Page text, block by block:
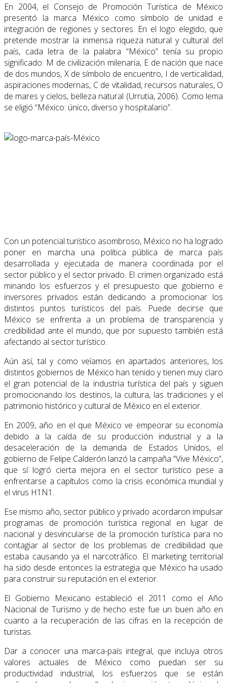
En 2004, el Consejo de Promoción Turística de México
presentó la marca México como símbolo de unidad e
integración de regiones y sectores. En el logo elegido, que
pretende mostrar la inmensa riqueza natural y cultural del
país, cada letra de la palabra “México” tenía su propio
significado: M de civilización milenaria, E de nación que nace
de dos mun­dos, X de símbolo de encuentro, I de verticalidad,
aspiraciones modernas, C de vitalidad, recursos naturales, O
de mares y cielos, belleza natural (Urrutia, 2006). Como lema
se eligió “México: único, diverso y hospitalario”.
Con un potencial turístico asombroso, México no ha logrado
poner en marcha una política pública de marca país
desarrollada y ejecutada de manera coordinada por el
sector público y el sector privado. El crimen organizado está
minando los esfuerzos y el presupuesto que gobierno e
inversores privados están dedicando a promocionar los
distintos puntos turísticos del país. Puede decirse que
México se enfrenta a un problema de transparencia y
credibilidad ante el mundo, que por supuesto también está
afectando al sector turístico.
Aún así, tal y como veíamos en apartados anteriores, los
distintos gobiernos de México han tenido y tienen muy claro
el gran potencial de la industria turística del país y siguen
promocionando los destinos, la cultura, las tradiciones y el
patrimonio histórico y cultural de México en el exterior.
En 2009, año en el que México ve empeorar su economía
debido a la caída de su produc­ción industrial y a la
desaceleración de la demanda de Estados Unidos, el
gobierno de Felipe Calderón lanzó la campaña “Vive México”,
que sí logró cierta mejora en el sector turístico pese a
enfrentarse a capítulos como la crisis económica mundial y
el virus H1N1.
Ese mismo año, sector público y privado acordaron impulsar
programas de promoción turística regional en lugar de
nacional y desvincularse de la promoción turística para no
contagiar al sector de los problemas de credibilidad que
estaba causando ya el narcotráfi­co. El marketing territorial
ha sido desde entonces la estrategia que México ha usado
para construir su reputación en el exterior.
El Gobierno Mexicano estableció el 2011 como el Año
Nacional de Turismo y de hecho este fue un buen año en
cuanto a la recuperación de las cifras en la recepción de
turistas.
Dar a conocer una marca-país integral, que incluya otros
valores actuales de México como puedan ser su
productividad industrial, los esfuerzos que se están